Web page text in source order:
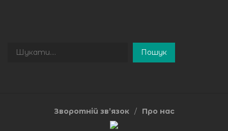
Пошук
Пошук
Зворотній зв’язок Про нас